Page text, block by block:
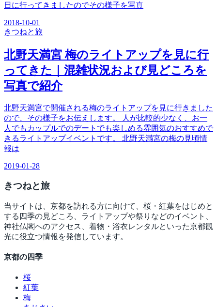
日に行ってきましたのでその様子を写真
2018-10-01
きつねと旅
北野天満宮 梅のライトアップを見に行
ってきた｜混雑状況および見どころを
写真で紹介
北野天満宮で開催される梅のライトアップを見に行きました
ので、その様子をお伝えします。 人が比較的少なく、お一
人でもカップルでのデートでも楽しめる雰囲気のおすすめで
きるライトアップイベントです。 北野天満宮の梅の見頃情
報は
2019-01-28
きつねと旅
当サイトは、京都を訪れる方に向けて、桜・紅葉をはじめと
する四季の見どころ、ライトアップや祭りなどのイベント、
神社仏閣へのアクセス、着物・浴衣レンタルといった京都観
光に役立つ情報を発信しています。
京都の四季
桜
紅葉
梅